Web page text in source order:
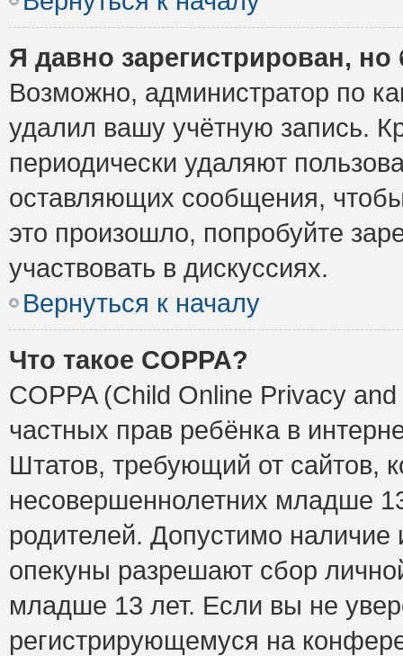
Я давно зарегистрирован,
Возможно, администратор по
удалил вашу учётную запись.
периодически удаляют
оставляющих сообщения,
это произошло, попробуйте
участвовать в дискуссиях.
Вернуться к началу
Что такое COPPA?
COPPA (Child Online Privacy
частных прав ребёнка в
Штатов, требующий от сайтов,
несовершеннолетних младше
родителей. Допустимо наличие
опекуны разрешают сбор
младше 13 лет. Если вы не
регистрирующемуся на